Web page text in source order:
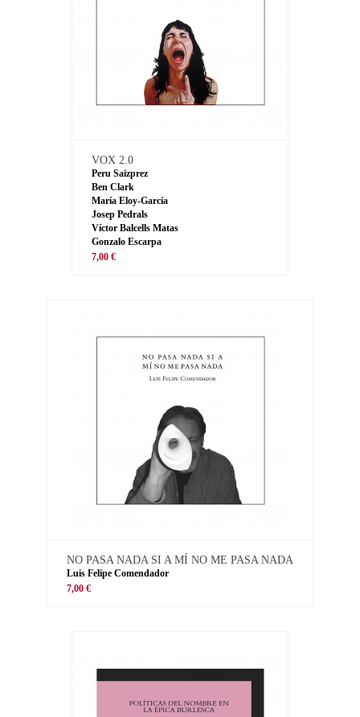
VOX 2.0
Peru Saizprez
Ben Clark
María Eloy-García
Josep Pedrals
Víctor Balcells Matas
Gonzalo Escarpa
7,00 €
NO PASA NADA SI A MÍ NO ME PASA NADA
Luis Felipe Comendador
7,00 €